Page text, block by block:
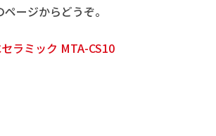
ージからどうぞ。
ラミック MTA-CS10